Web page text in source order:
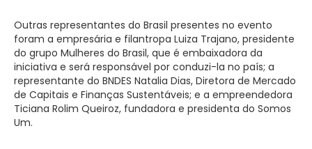
Outras representantes do Brasil presentes no evento
foram a empresária e filantropa Luiza Trajano, presidente
do grupo Mulheres do Brasil, que é embaixadora da
iniciativa e será responsável por conduzi-la no país; a
representante do BNDES Natalia Dias, Diretora de Mercado
de Capitais e Finanças Sustentáveis; e a empreendedora
Ticiana Rolim Queiroz, fundadora e presidenta do Somos
Um.